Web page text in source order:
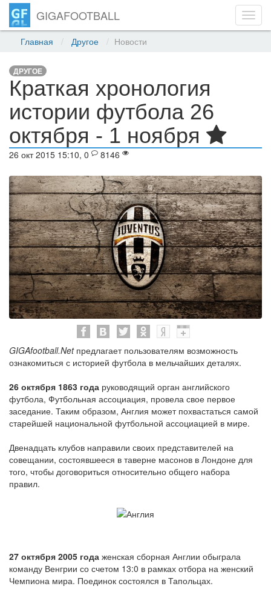
GIGAFOOTBALL
Главная Другое Новости
ДРУГОЕ
Краткая хронология
истории футбола 26
октября - 1 ноября
26 окт 2015 15:10, 0 8146
GIGAfootball.Netпредлагает пользователям возможность
ознакомиться с историей футбола в мельчайших деталях.
26 октября 1863 года руководящий орган английского
футбола, Футбольная ассоциация, провела свое первое
заседание. Таким образом, Англия может похвастаться самой
старейшей национальной футбольной ассоциацией в мире.
Двенадцать клубов направили своих представителей на
совещании, состоявшееся в таверне масонов в Лондоне для
того, чтобы договориться относительно общего набора
правил.
27 октября 2005 года женская сборная Англии обыграла
команду Венгрии со счетом 13:0 в рамках отбора на женский
Чемпиона мира. Поединок состоялся в Тапольцах.